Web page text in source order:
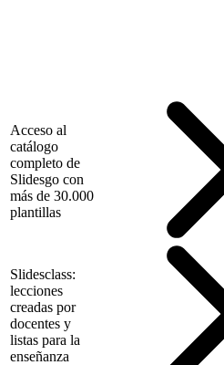
Acceso al
catálogo
completo de
Slidesgo con
más de 30.000
plantillas
Slidesclass:
lecciones
creadas por
docentes y
listas para la
enseñanza